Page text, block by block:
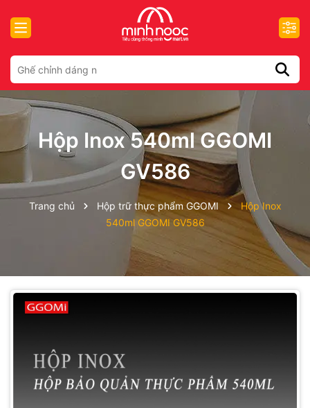
Hộp Inox 540ml GGOMI
GV586
Trang chủ Hộp trữ thực phẩm GGOMI
Hộp Inox
540ml GGOMI GV586